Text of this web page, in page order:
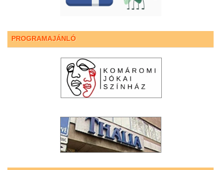
PROGRAMAJÁNLÓ